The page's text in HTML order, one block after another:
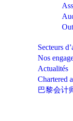
Secteurs
Nos
Actualités
Chartered
巴黎会计